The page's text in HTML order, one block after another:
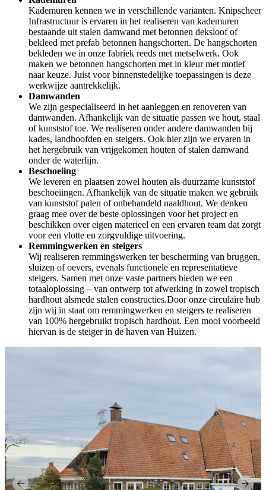
Kademuren kennen we in verschillende varianten. Knipscheer
Infrastructuur is ervaren in het realiseren van kademuren
bestaande uit stalen damwand met betonnen deksloof of
bekleed met prefab betonnen hangschorten. De hangschorten
bekleden we in onze fabriek reeds met metselwerk. Ook
maken we betonnen hangschorten met in kleur met motief
naar keuze. Juist voor binnenstedelijke toepassingen is deze
werkwijze aantrekkelijk.
Damwanden
We zijn gespecialiseerd in het aanleggen en renoveren van
damwanden. Afhankelijk van de situatie passen we hout, staal
of kunststof toe. We realiseren onder andere damwanden bij
kades, landhoofden en steigers. Ook hier zijn we ervaren in
het hergebruik van vrijgekomen houten of stalen damwand
onder de waterlijn.
Beschoeiing
We leveren en plaatsen zowel houten als duurzame kunststof
beschoeiingen. Afhankelijk van de situatie maken we gebruik
van kunststof palen of onbehandeld naaldhout. We denken
graag mee over de beste oplossingen voor het project en
beschikken over eigen materieel en een ervaren team dat zorgt
voor een vlotte en zorgvuldige uitvoering.
Remmingwerken en steigers
Wij realiseren remmingswerken ter bescherming van bruggen,
sluizen of oevers, evenals functionele en representatieve
steigers. Samen met onze vaste partners bieden we een
totaaloplossing – van ontwerp tot afwerking in zowel tropisch
hardhout alsmede stalen constructies.Door onze circulaire hub
zijn wij in staat om remmingwerken en steigers te realiseren
van 100% hergebruikt tropisch hardhout. Een mooi voorbeeld
hiervan is de steiger in de haven van Huizen.